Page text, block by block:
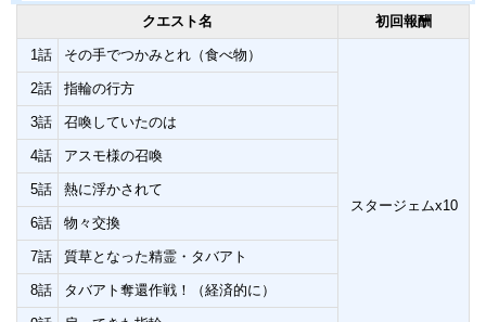
クエスト名 初回報酬
1話 その手でつかみとれ（食べ物）
スタージェムx10
2話 指輪の行方
3話 召喚していたのは
4話 アスモ様の召喚
5話 熱に浮かされて
6話 物々交換
7話 質草となった精霊・タバアト
8話 タバアト奪還作戦！（経済的に）